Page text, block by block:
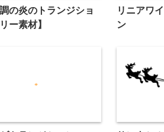
の炎のトランジショ
ー素材】
リニアワ
ン